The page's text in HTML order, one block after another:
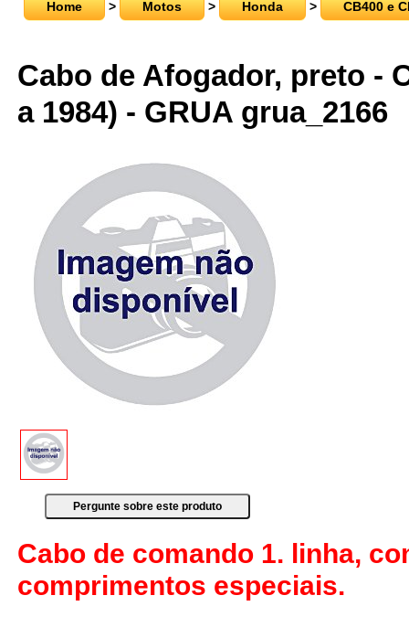
Home > Motos > Honda > CB400 e
Cabo de Afogador, preto -
a 1984) - GRUA grua_2166
Cabo de comando 1. linha,
comprimentos especiais.